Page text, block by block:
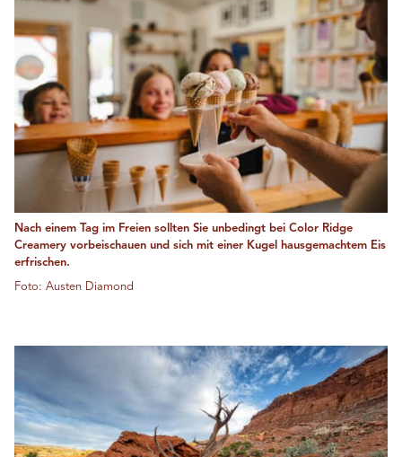
Nach einem Tag im Freien sollten Sie unbedingt bei Color Ridge
Creamery vorbeischauen und sich mit einer Kugel hausgemachtem Eis
erfrischen.
Foto: Austen Diamond